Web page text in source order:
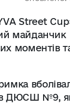
Street
майданчик
моментів
ДЮСШ №9,